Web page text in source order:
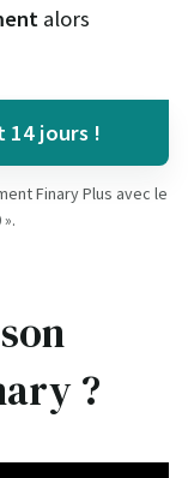
alors
14 jours !
Finary Plus avec le
?